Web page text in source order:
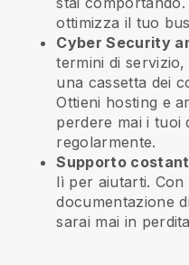
ottimizza il tuo
Cyber Security
termini di
una cassetta dei
Ottieni hosting e
perdere mai i tuoi
regolarmente.
Supporto
lì per aiutarti.
documentazione
sarai mai in